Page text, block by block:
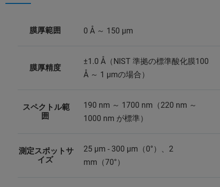
膜厚範囲 0 Å ～ 150 µm
膜厚精度
±1.0 Å（NIST 準拠の標準酸化膜100
Å ～ 1 µmの場合）
スペクトル範
囲
190 nm ～ 1700 nm（220 nm ～
1000 nm が標準）
測定スポットサ
イズ
25 µm - 300 µm（0°）、2
mm（70°）